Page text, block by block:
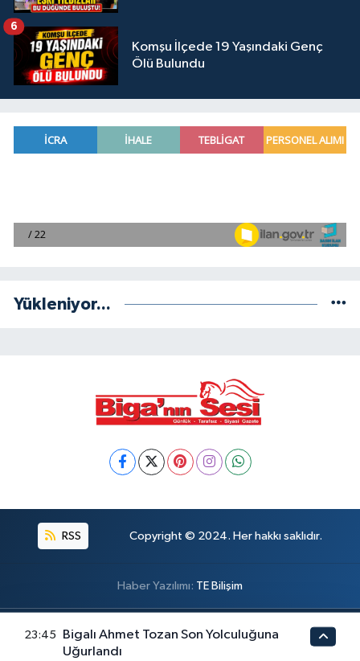
Komşu İlçede 19 Yaşındaki Genç
Ölü Bulundu
6
Yükleniyor...
RSS Copyright © 2024. Her hakkı saklıdır.
Haber Yazılımı: TE Bilişim
23:45
Bigalı Ahmet Tozan Son Yolculuğuna
Uğurlandı